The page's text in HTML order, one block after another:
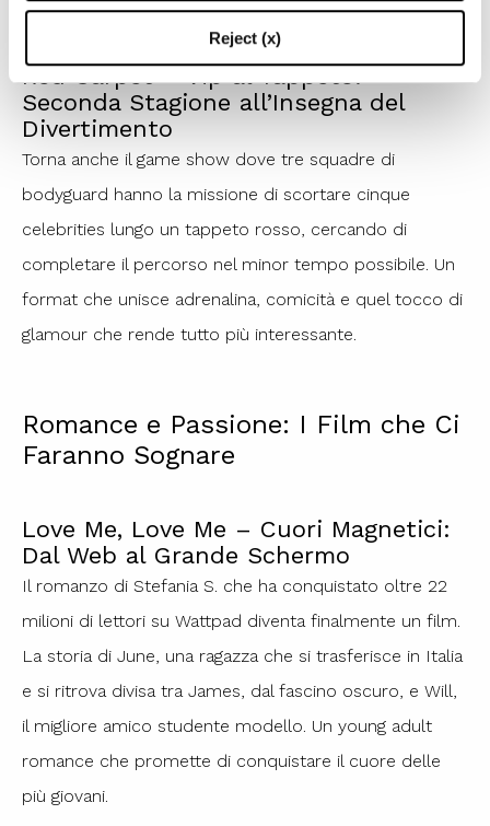
Reject (x)
Red Carpet – Vip al Tappeto:
Seconda Stagione all’Insegna del
Divertimento
Torna anche il game show dove tre squadre di
bodyguard hanno la missione di scortare cinque
celebrities lungo un tappeto rosso, cercando di
completare il percorso nel minor tempo possibile. Un
format che unisce adrenalina, comicità e quel tocco di
glamour che rende tutto più interessante.
Romance e Passione: I Film che Ci
Faranno Sognare
Love Me, Love Me – Cuori Magnetici:
Dal Web al Grande Schermo
Il romanzo di Stefania S. che ha conquistato oltre 22
milioni di lettori su Wattpad diventa finalmente un film.
La storia di June, una ragazza che si trasferisce in Italia
e si ritrova divisa tra James, dal fascino oscuro, e Will,
il migliore amico studente modello. Un young adult
romance che promette di conquistare il cuore delle
più giovani.